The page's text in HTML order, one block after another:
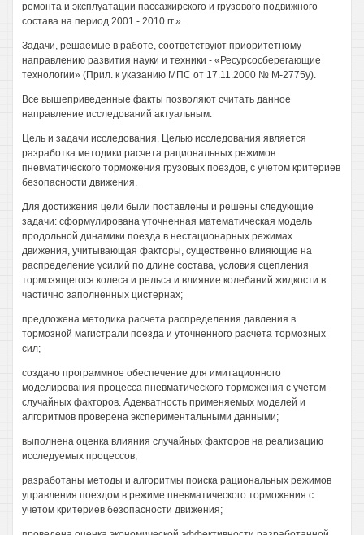
ремонта и эксплуатации пассажирского и грузового подвижного
состава на период 2001 - 2010 гг.».
Задачи, решаемые в работе, соответствуют приоритетному
направлению развития науки и техники - «Ресурсосберегающие
технологии» (Прил. к указанию МПС от 17.11.2000 № М-2775у).
Все вышеприведенные факты позволяют считать данное
направление исследований актуальным.
Цель и задачи исследования. Целью исследования является
разработка методики расчета рациональных режимов
пневматического торможения грузовых поездов, с учетом критериев
безопасности движения.
Для достижения цели были поставлены и решены следующие
задачи: сформулирована уточненная математическая модель
продольной динамики поезда в нестационарных режимах
движения, учитывающая факторы, существенно влияющие на
распределение усилий по длине состава, условия сцепления
тормозящегося колеса и рельса и влияние колебаний жидкости в
частично заполненных цистернах;
предложена методика расчета распределения давления в
тормозной магистрали поезда и уточненного расчета тормозных
сил;
создано программное обеспечение для имитационного
моделирования процесса пневматического торможения с учетом
случайных факторов. Адекватность применяемых моделей и
алгоритмов проверена экспериментальными данными;
выполнена оценка влияния случайных факторов на реализацию
исследуемых процессов;
разработаны методы и алгоритмы поиска рациональных режимов
управления поездом в режиме пневматического торможения с
учетом критериев безопасности движения;